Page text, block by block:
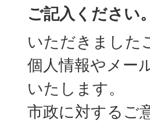
ご記入ください。
いただきました
個人情報やメー
いたします。
市政に対するご